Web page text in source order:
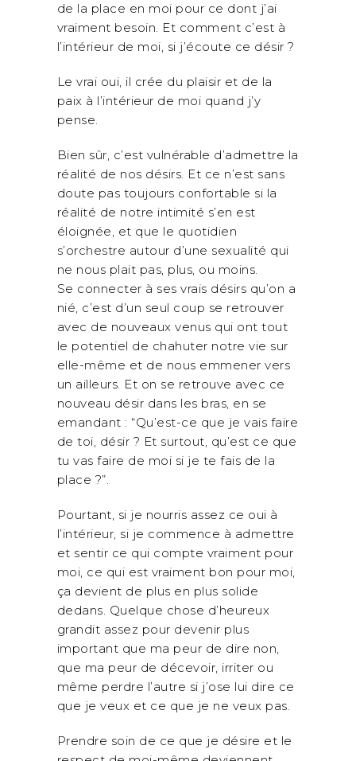
de la place en moi pour ce dont j’ai
vraiment besoin. Et comment c’est à
l’intérieur de moi, si j’écoute ce désir ?
Le vrai oui, il crée du plaisir et de la
paix à l’intérieur de moi quand j’y
pense.
Bien sûr, c’est vulnérable d’admettre la
réalité de nos désirs. Et ce n’est sans
doute pas toujours confortable si la
réalité de notre intimité s’en est
éloignée, et que le quotidien
s’orchestre autour d’une sexualité qui
ne nous plait pas, plus, ou moins.
Se connecter à ses vrais désirs qu’on a
nié, c’est d’un seul coup se retrouver
avec de nouveaux venus qui ont tout
le potentiel de chahuter notre vie sur
elle-même et de nous emmener vers
un ailleurs. Et on se retrouve avec ce
nouveau désir dans les bras, en se
emandant : “Qu’est-ce que je vais faire
de toi, désir ? Et surtout, qu’est ce que
tu vas faire de moi si je te fais de la
place ?”.
Pourtant, si je nourris assez ce oui à
l’intérieur, si je commence à admettre
et sentir ce qui compte vraiment pour
moi, ce qui est vraiment bon pour moi,
ça devient de plus en plus solide
dedans. Quelque chose d’heureux
grandit assez pour devenir plus
important que ma peur de dire non,
que ma peur de décevoir, irriter ou
même perdre l’autre si j’ose lui dire ce
que je veux et ce que je ne veux pas.
Prendre soin de ce que je désire et le